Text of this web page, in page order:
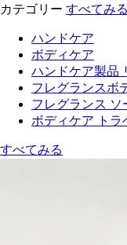
カテゴリー すべてみる
ハンドケア
ボディケア
ハンドケア製品
フレグランスボ
フレグランス ソ
ボディケア トラ
すべてみる